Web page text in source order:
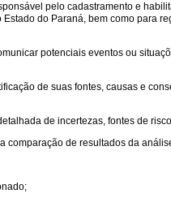
pelo cadastramento e
do Paraná, bem como para
potenciais eventos ou
de suas fontes, causas e
de incertezas, fontes de
de resultados da